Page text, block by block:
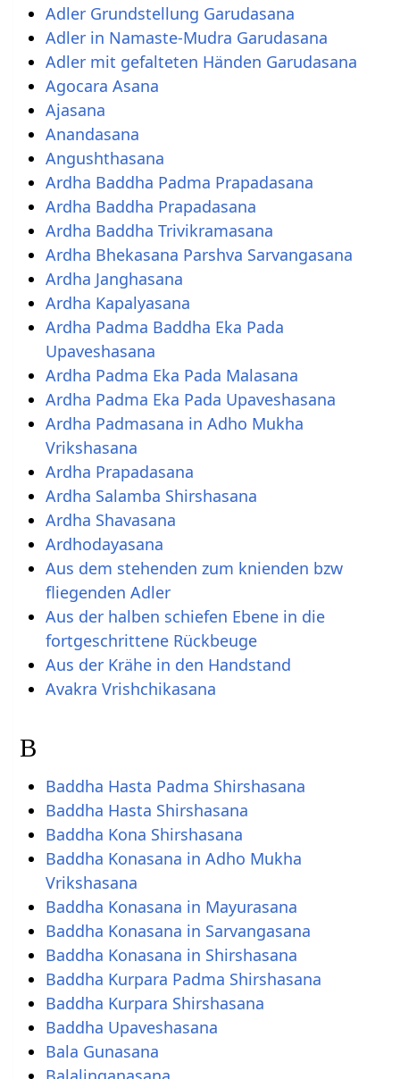
Adler Grundstellung Garudasana
Adler in Namaste-Mudra Garudasana
Adler mit gefalteten Händen Garudasana
Agocara Asana
Ajasana
Anandasana
Angushthasana
Ardha Baddha Padma Prapadasana
Ardha Baddha Prapadasana
Ardha Baddha Trivikramasana
Ardha Bhekasana Parshva Sarvangasana
Ardha Janghasana
Ardha Kapalyasana
Ardha Padma Baddha Eka Pada
Upaveshasana
Ardha Padma Eka Pada Malasana
Ardha Padma Eka Pada Upaveshasana
Ardha Padmasana in Adho Mukha
Vrikshasana
Ardha Prapadasana
Ardha Salamba Shirshasana
Ardha Shavasana
Ardhodayasana
Aus dem stehenden zum knienden bzw
fliegenden Adler
Aus der halben schiefen Ebene in die
fortgeschrittene Rückbeuge
Aus der Krähe in den Handstand
Avakra Vrishchikasana
B
Baddha Hasta Padma Shirshasana
Baddha Hasta Shirshasana
Baddha Kona Shirshasana
Baddha Konasana in Adho Mukha
Vrikshasana
Baddha Konasana in Mayurasana
Baddha Konasana in Sarvangasana
Baddha Konasana in Shirshasana
Baddha Kurpara Padma Shirshasana
Baddha Kurpara Shirshasana
Baddha Upaveshasana
Bala Gunasana